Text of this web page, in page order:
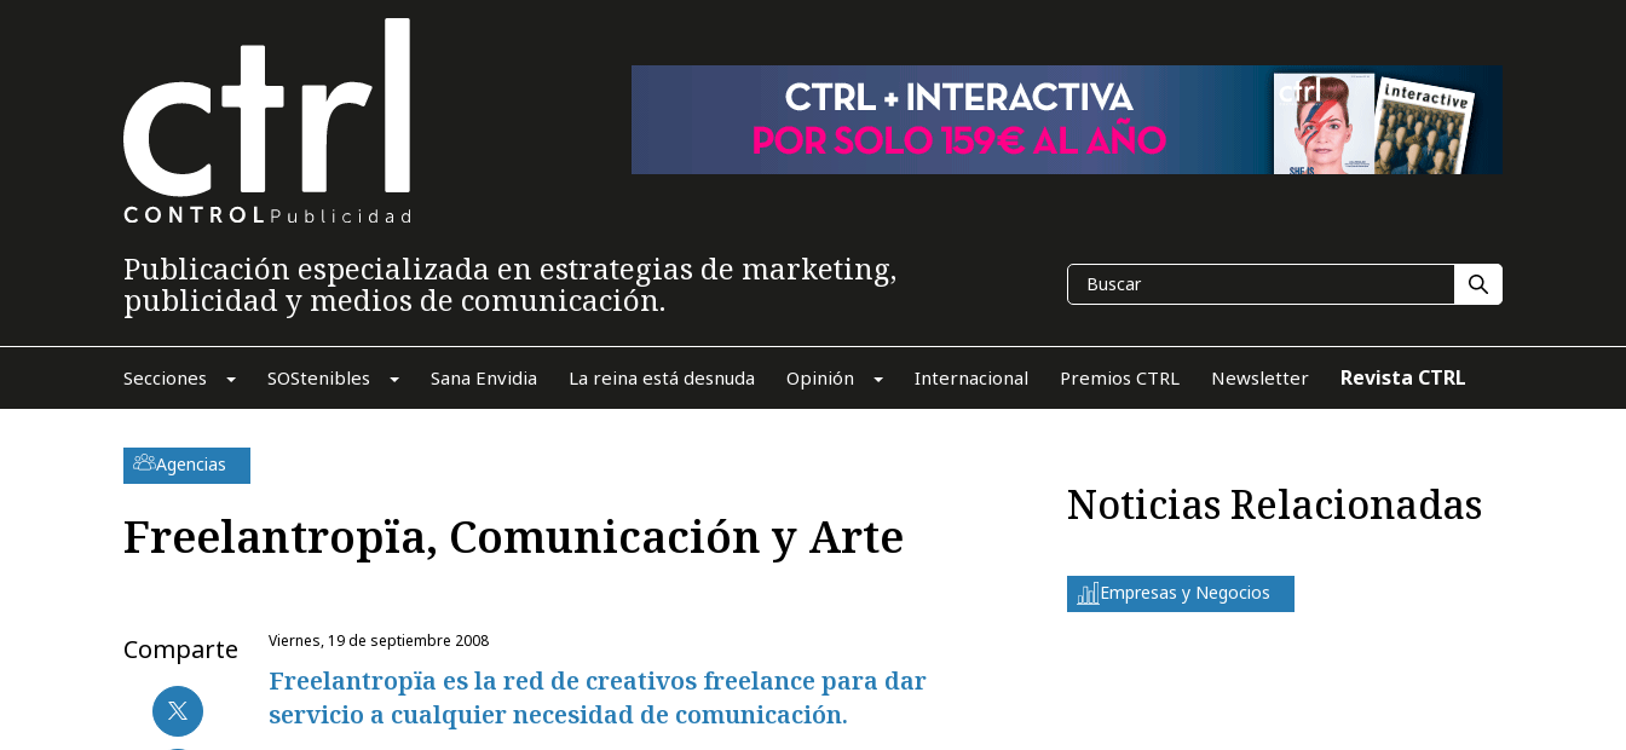
Publicación especializada en estrategias de marketing,
publicidad y medios de comunicación.
Secciones SOStenibles Sana Envidia La reina está desnuda Opinión Internacional Premios CTRL Newsletter Revista CTRL
Agencias
Freelantropïa, Comunicación y Arte
Comparte viernes, 19 de septiembre 2008
Freelantropïa es la red de creativos freelance para dar
servicio a cualquier necesidad de comunicación.
Noticias Relacionadas
Empresas y Negocios